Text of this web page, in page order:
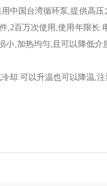
中国台湾循环泵,提供高
百万次使用,使用年限长
,加热均匀,且可以降低
却.可以升温也可以降温,